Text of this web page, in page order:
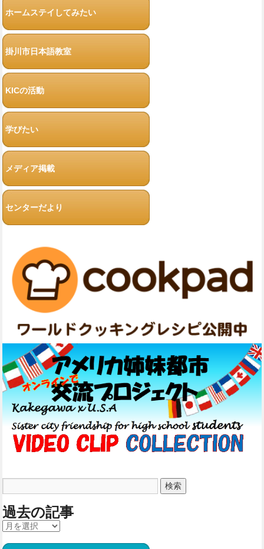
ホームステイしてみたい
掛川市日本語教室
KICの活動
学びたい
メディア掲載
センターだより
過去の記事